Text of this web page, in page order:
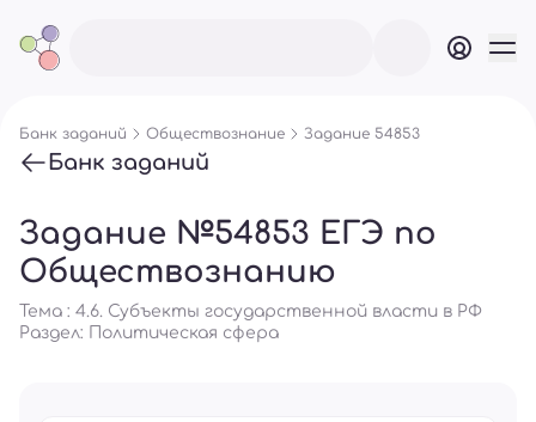
Банк заданий Обществознание Задание 54853
Банк заданий
Задание №54853 ЕГЭ по
Обществознанию
Тема : 4.6. Субъекты государственной власти в РФ
Раздел:
Политическая сфера